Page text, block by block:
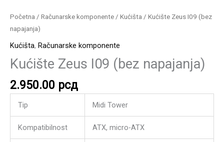
Početna / Računarske komponente / Kućišta / Kućište Zeus I09 (bez
napajanja)
Kućišta, Računarske komponente
Kućište Zeus I09 (bez napajanja)
2.950.00 рсд
Tip Midi Tower
Kompatibilnost ATX, micro-ATX